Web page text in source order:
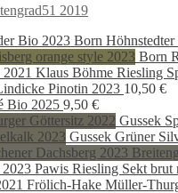
2019
Born
Born
Klaus Böhme Riesling
Pinotin 2023 10,50 €
Bio 2025 9,50 €
Gussek
Gussek Grüner
Pawis Riesling Sekt brut
Frölich-Hake Müller-